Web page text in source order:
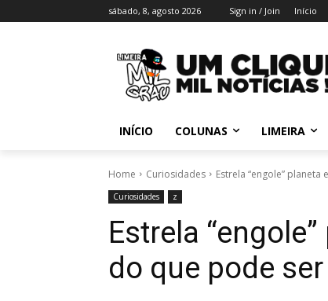
sábado, 8, agosto 2026 Sign in / Join Início
INÍCIO COLUNAS LIMEIRA
Home Curiosidades Estrela “engole”
Curiosidades z
Estrela
do que pode